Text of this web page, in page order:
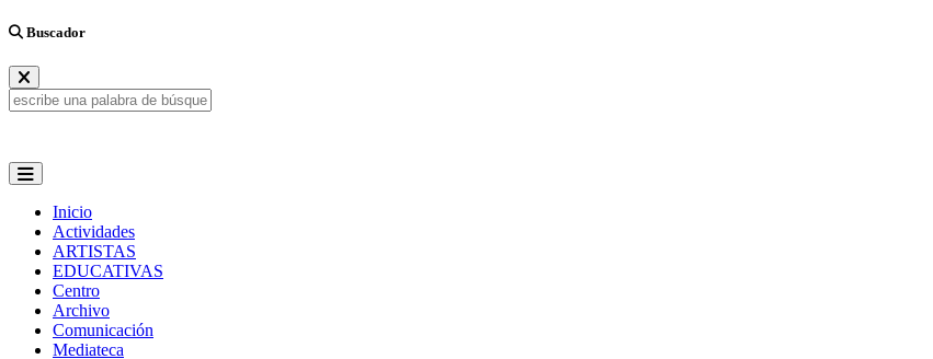
Buscador
Inicio
Actividades
ARTISTAS
EDUCATIVAS
Centro
Archivo
Comunicación
Mediateca